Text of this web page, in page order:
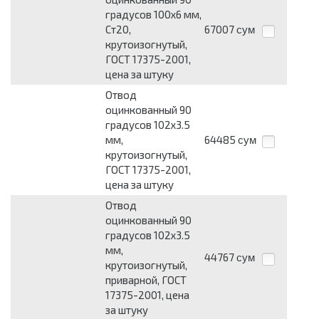
градусов 100х6 мм,
Ст20,
крутоизогнутый,
ГОСТ 17375-2001,
цена за штуку
67007 сум
Отвод
оцинкованный 90
градусов 102х3.5
мм,
крутоизогнутый,
ГОСТ 17375-2001,
цена за штуку
64485 сум
Отвод
оцинкованный 90
градусов 102х3.5
мм,
крутоизогнутый,
приварной, ГОСТ
17375-2001, цена
за штуку
44767 сум